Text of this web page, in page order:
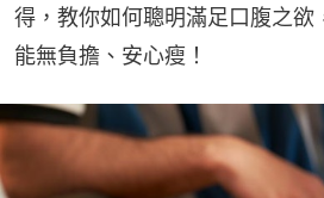
得，教你如何聰明滿足口腹之欲
能無負擔、安心瘦！